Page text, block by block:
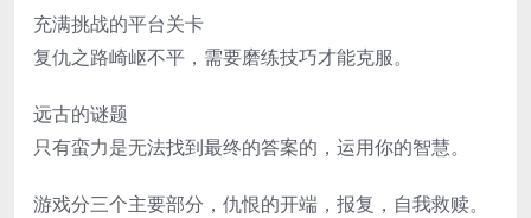
充满挑战的平台关卡
复仇之路崎岖不平，需要磨练技巧才能克服。
远古的谜题
只有蛮力是无法找到最终的答案的，运用你的智慧。
游戏分三个主要部分，仇恨的开端，报复，自我救赎。